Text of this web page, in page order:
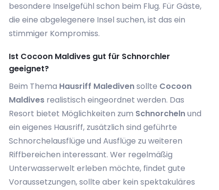
besondere Inselgefühl schon beim Flug. Für Gäste,
die eine abgelegenere Insel suchen, ist das ein
stimmiger Kompromiss.
Ist Cocoon Maldives gut für Schnorchler
geeignet?
Beim Thema Hausriff Maledivensollte Cocoon
Maldivesrealistisch eingeordnet werden. Das
Resort bietet Möglichkeiten zum Schnorchelnund
ein eigenes Hausriff, zusätzlich sind geführte
Schnorchelausflüge und Ausflüge zu weiteren
Riffbereichen interessant. Wer regelmäßig
Unterwasserwelt erleben möchte, findet gute
Voraussetzungen, sollte aber kein spektakuläres